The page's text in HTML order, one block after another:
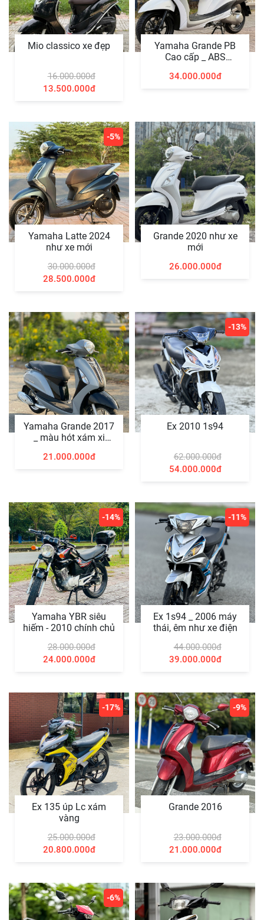
Mio classico xe đẹp
16.000.000đ
13.500.000đ
Yamaha Grande PB
Cao cấp _ ABS
34.000.000đ
Yamaha Latte 2024
như xe mới
30.000.000đ
28.500.000đ
-5%
Grande 2020 như xe
mới
26.000.000đ
Yamaha Grande 2017
_ màu hót xám xi
21.000.000đ
Ex 2010 1s94
62.000.000đ
54.000.000đ
-13%
Yamaha YBR siêu
hiếm - 2010 chính chủ
28.000.000đ
24.000.000đ
-14%
Ex 1s94 _ 2006 máy
thái, êm như xe điện
44.000.000đ
39.000.000đ
-11%
Ex 135 úp Lc xám
vàng
25.000.000đ
20.800.000đ
-17%
Grande 2016
23.000.000đ
21.000.000đ
-9%
-6%